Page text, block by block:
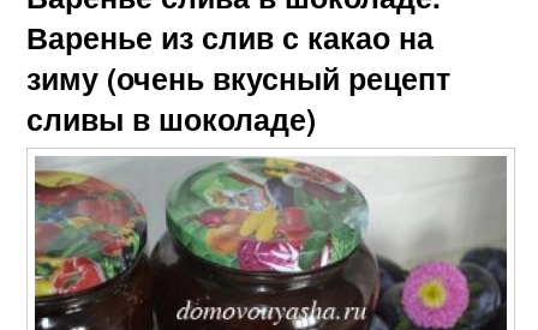
Варенье из слив с какао на
зиму (очень вкусный рецепт
сливы в шоколаде)